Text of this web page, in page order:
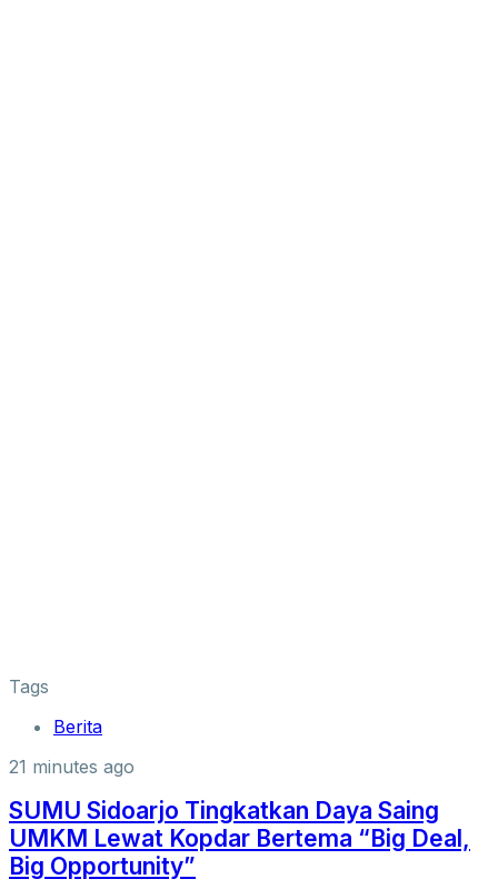
Tags
Berita
21 minutes ago
SUMU Sidoarjo Tingkatkan Daya Saing
UMKM Lewat Kopdar Bertema “Big Deal,
Big Opportunity”